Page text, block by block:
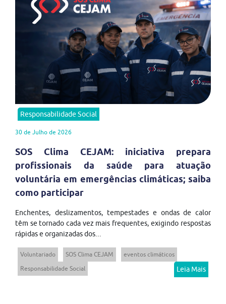
Responsabilidade Social
30 de Julho de 2026
SOS Clima CEJAM: iniciativa prepara
profissionais da saúde para atuação
voluntária em emergências climáticas; saiba
como participar
Enchentes, deslizamentos, tempestades e ondas de calor
têm se tornado cada vez mais frequentes, exigindo respostas
rápidas e organizadas dos...
Voluntariado SOS Clima CEJAM
eventos climáticos
Responsabilidade Social
Leia Mais